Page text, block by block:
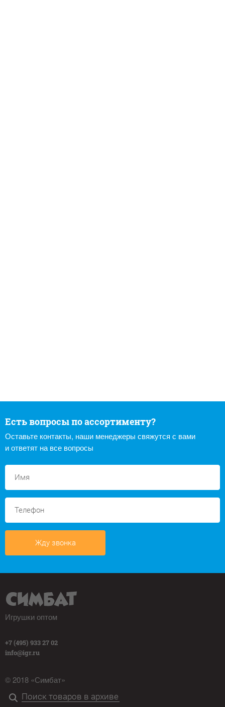
Есть вопросы по ассортименту?
Оставьте контакты, наши менеджеры свяжутся с вами
и ответят на все вопросы
Жду звонка
Игрушки оптом
+7 (495) 933 27 02
info@igr.ru
© 2018 «Симбат»